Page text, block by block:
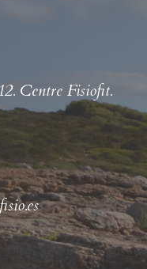
Centre Fisiofit.